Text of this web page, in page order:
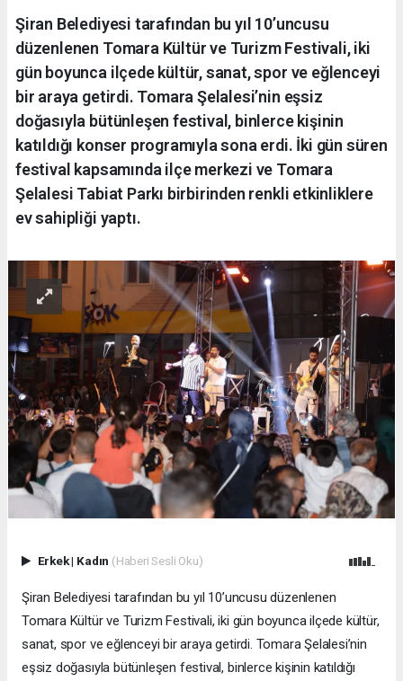
Şiran Belediyesi tarafından bu yıl 10’uncusu
düzenlenen Tomara Kültür ve Turizm Festivali, iki
gün boyunca ilçede kültür, sanat, spor ve eğlenceyi
bir araya getirdi. Tomara Şelalesi’nin eşsiz
doğasıyla bütünleşen festival, binlerce kişinin
katıldığı konser programıyla sona erdi. İki gün süren
festival kapsamında ilçe merkezi ve Tomara
Şelalesi Tabiat Parkı birbirinden renkli etkinliklere
ev sahipliği yaptı.
Erkek| Kadın (Haberi Sesli Oku)
Şiran Belediyesi tarafından bu yıl 10’uncusu düzenlenen
Tomara Kültür ve Turizm Festivali, iki gün boyunca ilçede kültür,
sanat, spor ve eğlenceyi bir araya getirdi. Tomara Şelalesi’nin
eşsiz doğasıyla bütünleşen festival, binlerce kişinin katıldığı